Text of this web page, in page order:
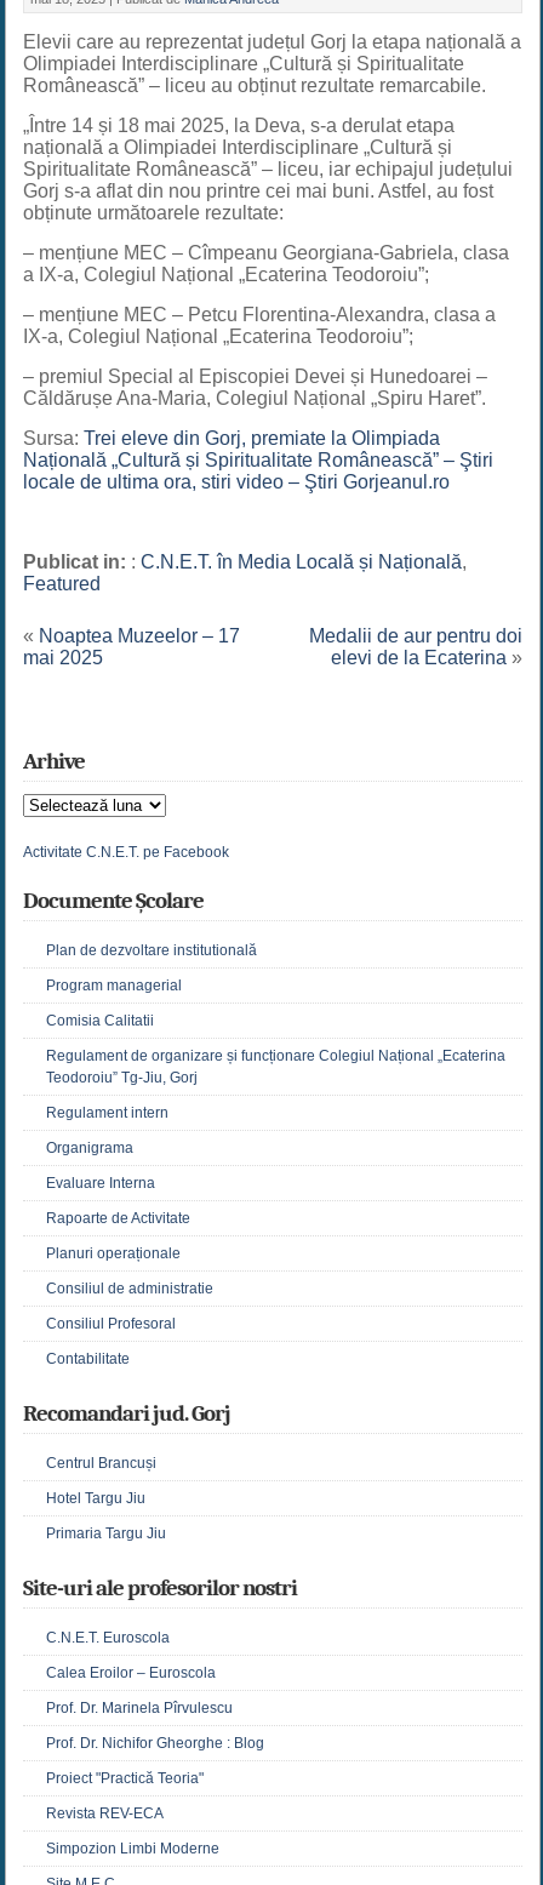
Elevii care au reprezentat județul Gorj la etapa națională a
Olimpiadei Interdisciplinare „Cultură și Spiritualitate
Românească” – liceu au obținut rezultate remarcabile.
„Între 14 și 18 mai 2025, la Deva, s-a derulat etapa
națională a Olimpiadei Interdisciplinare „Cultură și
Spiritualitate Românească” – liceu, iar echipajul județului
Gorj s-a aflat din nou printre cei mai buni. Astfel, au fost
obținute următoarele rezultate:
– mențiune MEC – Cîmpeanu Georgiana-Gabriela, clasa
a IX-a, Colegiul Național „Ecaterina Teodoroiu”;
– mențiune MEC – Petcu Florentina-Alexandra, clasa a
IX-a, Colegiul Național „Ecaterina Teodoroiu”;
– premiul Special al Episcopiei Devei și Hunedoarei –
Căldărușe Ana-Maria, Colegiul Național „Spiru Haret”.
Sursa: Trei eleve din Gorj, premiate la Olimpiada
Națională „Cultură și Spiritualitate Românească” – Ştiri
locale de ultima ora, stiri video – Ştiri Gorjeanul.ro
Publicat in: : C.N.E.T. în Media Locală și Națională,
Featured
« Noaptea Muzeelor – 17
mai 2025
Medalii de aur pentru doi
elevi de la Ecaterina »
Arhive
Arhive
Activitate C.N.E.T. pe Facebook
Documente Școlare
Plan de dezvoltare institutională
Program managerial
Comisia Calitatii
Regulament de organizare și funcționare Colegiul Național „Ecaterina
Teodoroiu” Tg-Jiu, Gorj
Regulament intern
Organigrama
Evaluare Interna
Rapoarte de Activitate
Planuri operaționale
Consiliul de administratie
Consiliul Profesoral
Contabilitate
Recomandari jud. Gorj
Centrul Brancuși
Hotel Targu Jiu
Primaria Targu Jiu
Site-uri ale profesorilor nostri
C.N.E.T. Euroscola
Calea Eroilor – Euroscola
Prof. Dr. Marinela Pîrvulescu
Prof. Dr. Nichifor Gheorghe : Blog
Proiect "Practică Teoria"
Revista REV-ECA
Simpozion Limbi Moderne